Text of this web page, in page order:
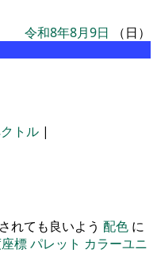
令和8年8月9日 （日）
トル |
れても良いよう 配色 に
標パレット カラーユニ